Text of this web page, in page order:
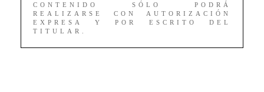
CONTENIDO SÓLO PODRÁ
REALIZARSE CON AUTORIZACIÓN
EXPRESA Y POR ESCRITO DEL
TITULAR.